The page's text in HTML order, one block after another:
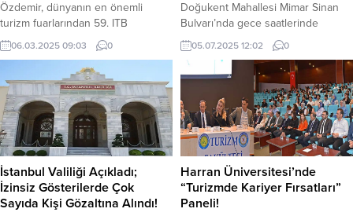
Özdemir, dünyanın en önemli
turizm fuarlarından 59. ITB
Uluslararası Berlin Turizm Fuarı’nda
Nilüfer’i temsil ederek, ilçenin
turizm potansiyelini uluslararası
arenada tanıtmak amacıyla
temaslarda bulundu. Almanya’nın
başkenti Berlin’de 4-6 Mart tarihleri
arasında düzenlenen 59. ITB
Uluslararası Berlin Turizm Fuarı,
190 ülkenin katılımıyla gerçekleşti.
Dünyanın en prestijli turizm...
06.03.2025 09:03 0
Doğukent Mahallesi Mimar Sinan
Bulvarı’nda gece saatlerinde
meydana gelen trafik kazası
sonrası bir araç alev aldı. Karaköprü
ilçesi Doğukent Mahallesi Mimar
Sinan Bulvarı’nda gece saatlerinde
meydana gelen trafik kazası
sonrası bir araç alev aldı. Bir
otomobil, henüz belirlenemeyen bir
nedenle kaza yaptı. Kaza sonrası
otomobilden alevler yükselmeye...
05.07.2025 12:02 0
İstanbul Valiliği Açıkladı;
İzinsiz Gösterilerde Çok
Sayıda Kişi Gözaltına Alındı!
Harran Üniversitesi’nde
“Turizmde Kariyer Fırsatları”
Paneli!